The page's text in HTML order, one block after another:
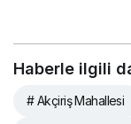
Haberle ilgili
# Akçiriş Mahallesi